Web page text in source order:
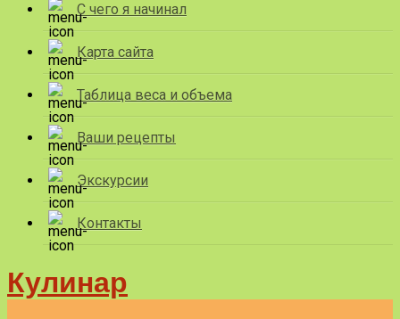
С чего я начинал
Карта сайта
Таблица веса и объема
Ваши рецепты
Экскурсии
Контакты
Кулинар